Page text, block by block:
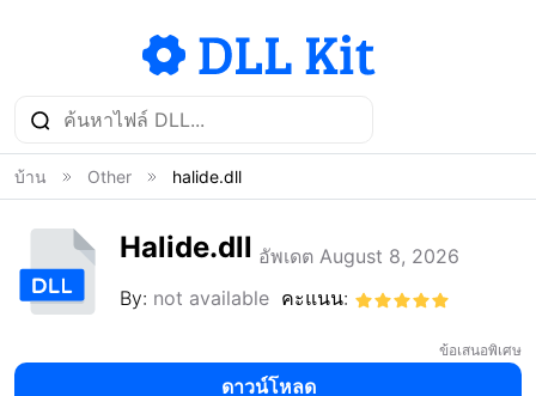
บ้าน Other halide.dll
Halide.dll อัพเดต August 8, 2026
By: not available คะแนน:
ข้อเสนอพิเศษ
ดาวน์โหลด